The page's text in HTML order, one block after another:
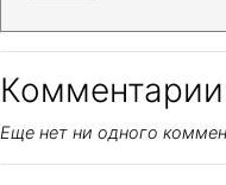
Еще нет ни одного